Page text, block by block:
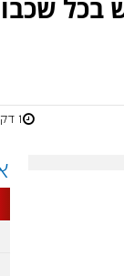
בכל
1 דקות